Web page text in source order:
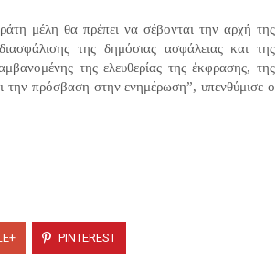
μέλη θα πρέπει να σέβονται την αρχή της
της δημόσιας ασφάλειας και της
της ελευθερίας της έκφρασης, της
την πρόσβαση στην ενημέρωση”, υπενθύμισε ο
PINTEREST